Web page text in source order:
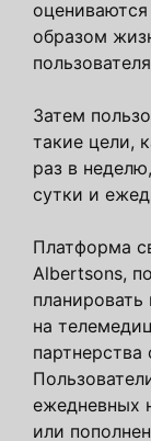
образом
Затем
такие цели,
раз в
сутки и
Платформа
Albertsons,
на
партнерства
ежедневных
или